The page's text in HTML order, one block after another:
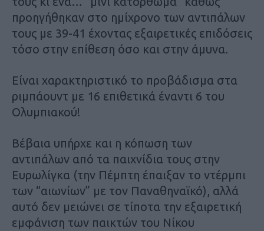
προηγήθηκαν στο ημίχρονο των αντιπάλων
τους με 39-41 έχοντας εξαιρετικές επιδόσεις
τόσο στην επίθεση όσο και στην άμυνα.
Είναι χαρακτηριστικό το προβάδισμα στα
ριμπάουντ με 16 επιθετικά έναντι 6 του
Ολυμπιακού!
Βέβαια υπήρχε και η κόπωση των
αντιπάλων από τα παιχνίδια τους στην
Ευρωλίγκα (την Πέμπτη έπαιξαν το ντέρμπι
των “αιωνίων” με τον Παναθηναϊκό), αλλά
αυτό δεν μειώνει σε τίποτα την εξαιρετική
εμφάνιση των παικτών του Νίκου